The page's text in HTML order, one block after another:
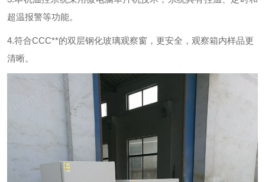
超温报警等功能。
4.符合CCC**的双层钢化玻璃观察窗，更安全，观察箱内样品更
清晰。